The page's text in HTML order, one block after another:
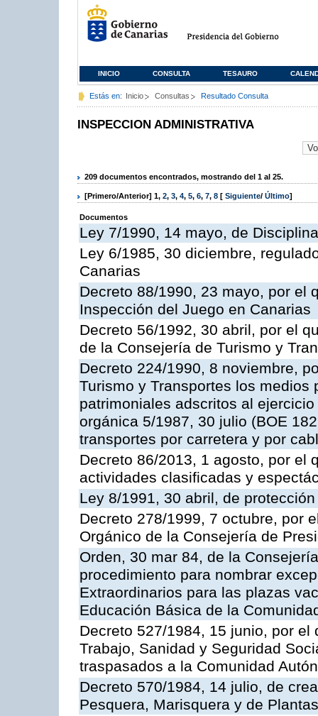
INICIO CONSULTA TESAURO
Estás en: Inicio Consultas Resultado Consulta
INSPECCION ADMINISTRATIVA
209 documentos encontrados, mostrando del 1 al 25.
[Primero/Anterior] 1, 2, 3, 4, 5, 6, 7, 8 [ Siguiente/ Último]
Documentos
Ley 7/1990, 14 mayo, de
Ley 6/1985, 30 diciembre,
Canarias
Decreto 88/1990, 23 mayo, por el
Inspección del Juego en Canarias
Decreto 56/1992, 30 abril, por el
de la Consejería de Turismo y
Decreto 224/1990, 8 noviembre,
Turismo y Transportes los
patrimoniales adscritos al
orgánica 5/1987, 30 julio (BOE
transportes por carretera y por
Decreto 86/2013, 1 agosto, por el
actividades clasificadas y
Ley 8/1991, 30 abril, de
Decreto 278/1999, 7 octubre, por
Orgánico de la Consejería de
Orden, 30 mar 84, de la
procedimiento para nombrar
Extraordinarios para las plazas
Educación Básica de la
Decreto 527/1984, 15 junio, por
Trabajo, Sanidad y Seguridad
traspasados a la Comunidad
Decreto 570/1984, 14 julio, de
Pesquera, Marisquera y de